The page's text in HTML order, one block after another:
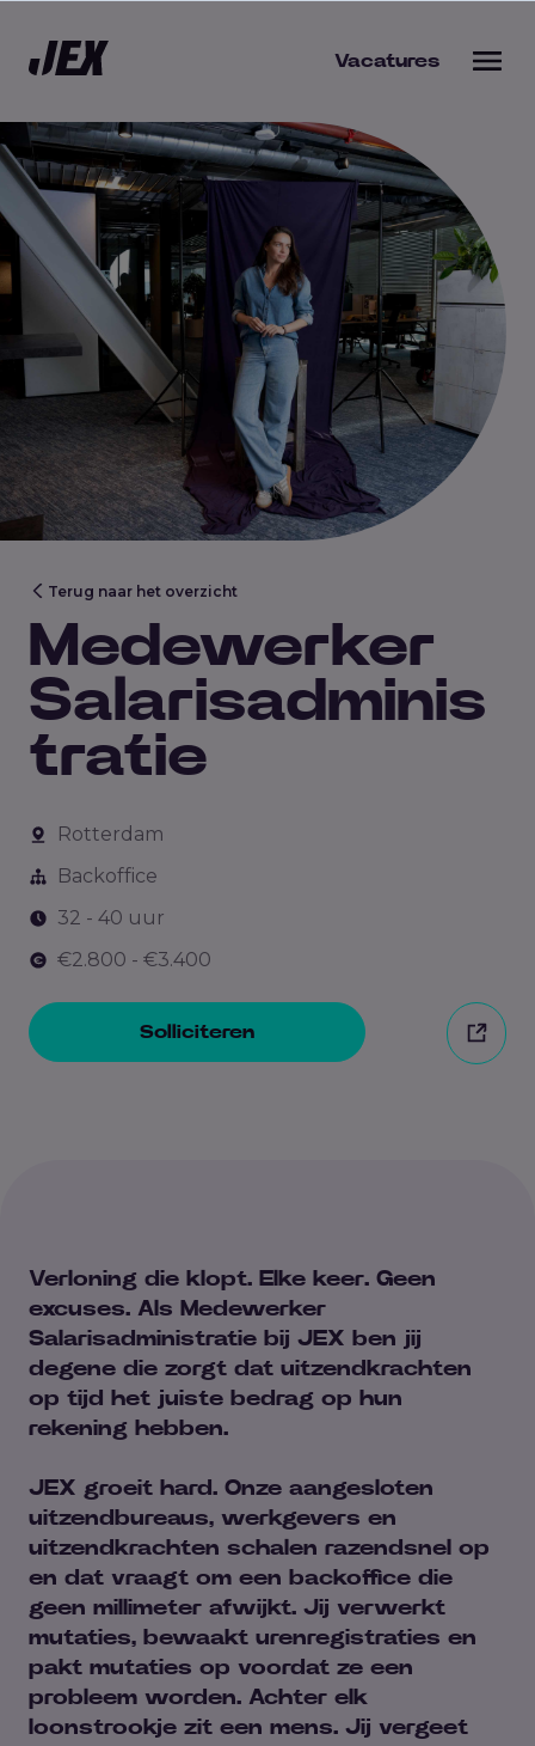
Vacatures
werkgever
Terug naar het overzicht
Medewerker
Salarisadminis
tratie
Rotterdam
Backoffice
32 - 40 uur
€2.800 - €3.400
Solliciteren
Verloning die klopt. Elke keer. Geen
excuses. Als Medewerker
Salarisadministratie bij JEX ben jij
degene die zorgt dat uitzendkrachten
op tijd het juiste bedrag op hun
rekening hebben.
JEX groeit hard. Onze aangesloten
uitzendbureaus, werkgevers en
uitzendkrachten schalen razendsnel op
en dat vraagt om een backoffice die
geen millimeter afwijkt. Jij verwerkt
mutaties, bewaakt urenregistraties en
pakt mutaties op voordat ze een
probleem worden. Achter elk
loonstrookje zit een mens. Jij vergeet